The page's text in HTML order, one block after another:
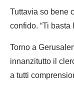
Tuttavia so bene
confido. “Ti
Torno a
innanzitutto il
a tutti